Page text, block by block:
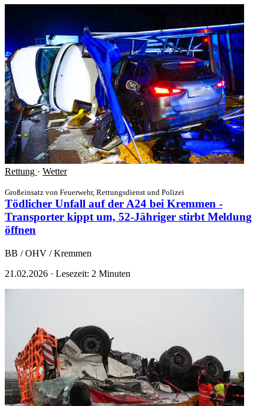
Rettung · Wetter
Großeinsatz von Feuerwehr, Rettungsdienst und Polizei
Tödlicher Unfall auf der A24 bei Kremmen -
Transporter kippt um, 52-Jähriger stirbt Meldung
öffnen
BB / OHV / Kremmen
21.02.2026 · Lesezeit: 2 Minuten